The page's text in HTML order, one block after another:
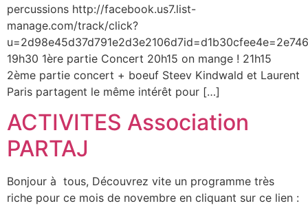
percussions http://facebook.us7.list-
manage.com/track/click?
19h30 1ère partie Concert 20h15 on mange ! 21h15
2ème partie concert + boeuf Steev Kindwald et Laurent
Paris partagent le même intérêt pour […]
ACTIVITES Association
PARTAJ
Bonjour à tous, Découvrez vite un programme très
riche pour ce mois de novembre en cliquant sur ce lien :